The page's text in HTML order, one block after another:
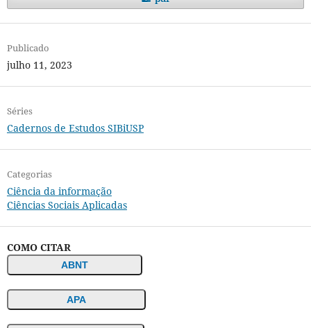
Publicado
julho 11, 2023
Séries
Cadernos de Estudos SIBiUSP
Categorias
Ciência da informação
Ciências Sociais Aplicadas
COMO CITAR
ABNT
APA